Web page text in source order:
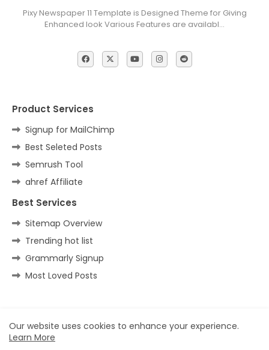
Pixy Newspaper 11 Template is Designed Theme for Giving
Enhanced look Various Features are availabl…
Product Services
Signup for MailChimp
Best Seleted Posts
Semrush Tool
ahref Affiliate
Best Services
Sitemap Overview
Trending hot list
Grammarly Signup
Most Loved Posts
Home Contact us Privacy Policy
Our website uses cookies to enhance your experience.
Learn More